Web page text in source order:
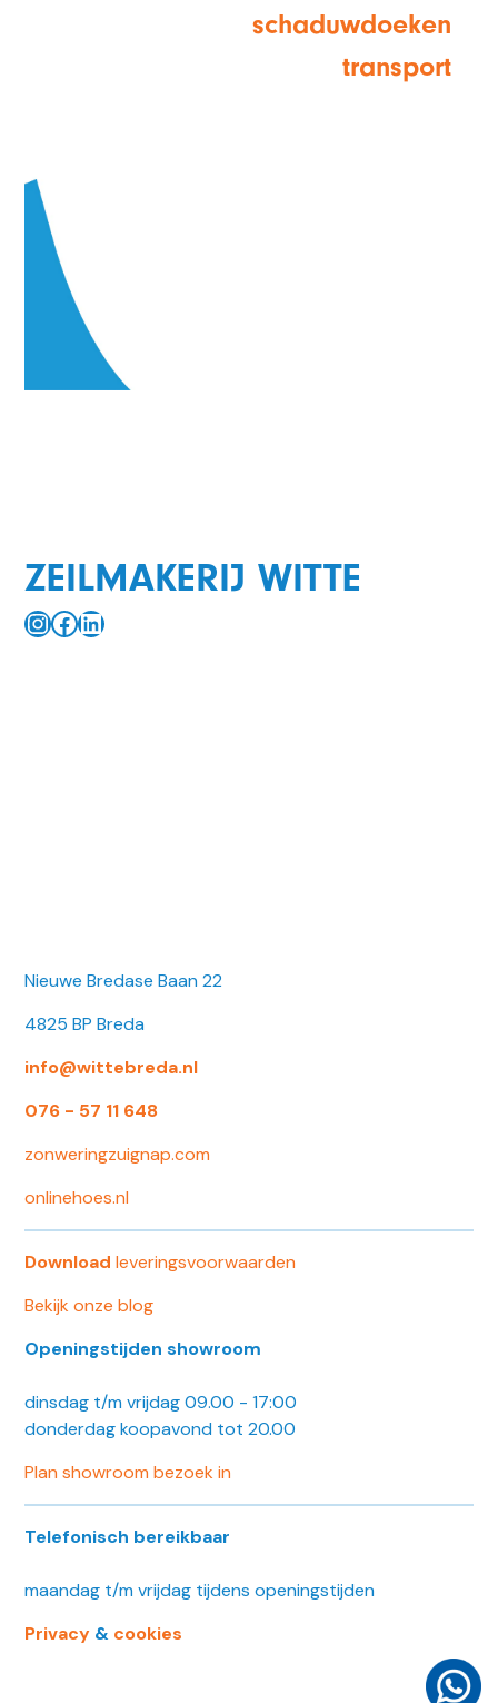
schaduwdoeken
transport
ZEILMAKERIJ WITTE
InstagramFacebook LinkedIn
Nieuwe Bredase Baan 22
4825 BP Breda
info@wittebreda.nl
076 - 57 11 648
zonweringzuignap.com
onlinehoes.nl
Downloadleveringsvoorwaarden
Bekijk onze blog
Openingstijden showroom
dinsdag t/m vrijdag 09.00 - 17:00
donderdag koopavond tot 20.00
Plan showroom bezoek in
Telefonisch bereikbaar
maandag t/m vrijdag tijdens openingstijden
Privacy & cookies